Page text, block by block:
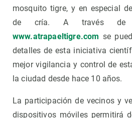
mosquito tigre, y en especial
de cría.A través de
www.atrapaeltigre.com se
detalles de esta iniciativa
mejor vigilancia y control de
la ciudad desde hace 10 años.
La participación de vecinos y
dispositivos móviles permitirá